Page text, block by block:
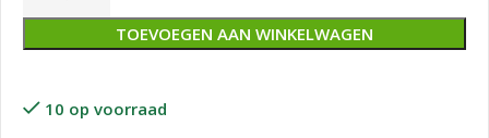
TOEVOEGEN AAN WINKELWAGEN
10 op voorraad